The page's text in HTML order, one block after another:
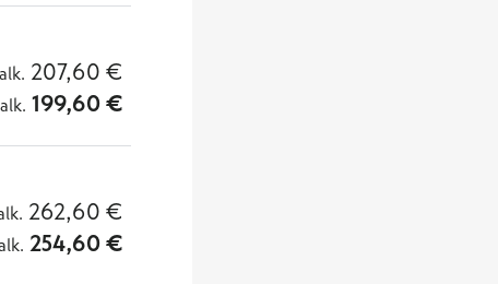
alk. 207,60 €
alk. 199,60€
262,60 €
254,60€